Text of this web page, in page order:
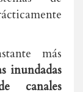
más
inundadas
canales